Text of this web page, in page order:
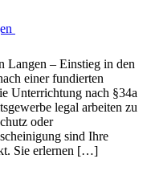
Langen – Einstieg in den
einer fundierten
Unterrichtung nach §34a
legal arbeiten zu
oder
sind Ihre
Sie erlernen […]